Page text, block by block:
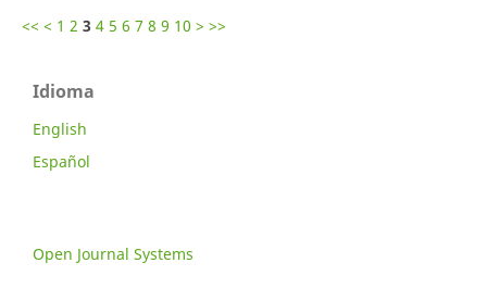
<< < 1 2 3 4 5 6 7 8 9 10 > >>
Idioma
English
Español
Open Journal Systems